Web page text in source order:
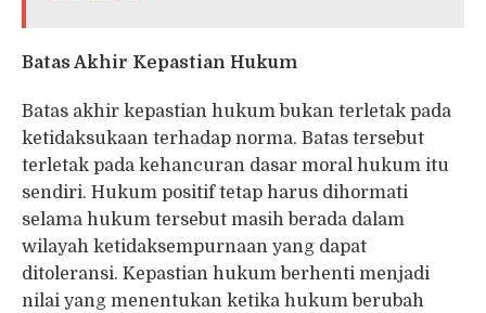
Batas Akhir Kepastian Hukum
Batas akhir kepastian hukum bukan terletak pada
ketidaksukaan terhadap norma. Batas tersebut
terletak pada kehancuran dasar moral hukum itu
sendiri. Hukum positif tetap harus dihormati
selama hukum tersebut masih berada dalam
wilayah ketidaksempurnaan yang dapat
ditoleransi. Kepastian hukum berhenti menjadi
nilai yang menentukan ketika hukum berubah